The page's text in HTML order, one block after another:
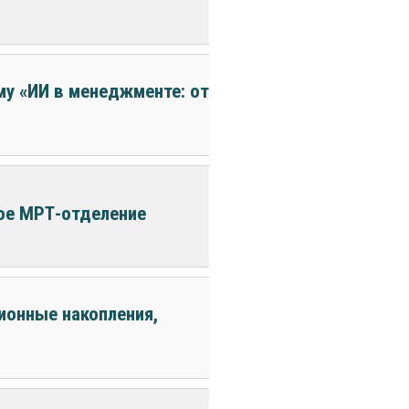
«ИИ в менеджменте: от
МРТ-отделение
накопления,